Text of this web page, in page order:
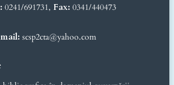
0241/691731, Fax: 0341/440473
scsp2cta@yahoo.com